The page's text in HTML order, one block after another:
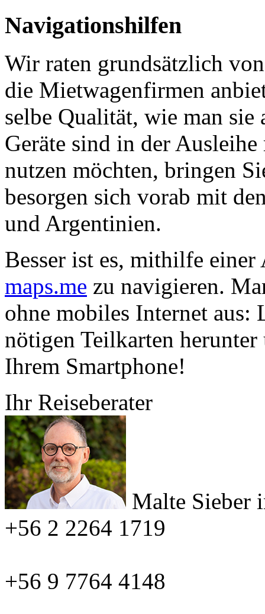
Navigationshilfen
Wir raten grundsätzlich
die Mietwagenfirmen
selbe Qualität, wie man
Geräte sind in der
nutzen möchten, bringen
besorgen sich vorab mit
und Argentinien.
Besser ist es, mithilfe
maps.me zu navigieren.
ohne mobiles Internet aus:
nötigen Teilkarten
Ihrem Smartphone!
Ihr Reiseberater
Malte Sieber
+56 2 2264 1719
+56 9 7764 4148